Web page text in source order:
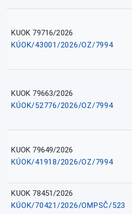
KUOK 79716/2026
KÚOK/43001/2026/OZ/7994
KUOK 79663/2026
KÚOK/52776/2026/OZ/7994
KUOK 79649/2026
KÚOK/41918/2026/OZ/7994
KUOK 78451/2026
KÚOK/70421/2026/OMPSČ/523